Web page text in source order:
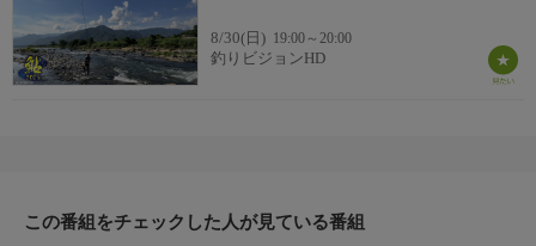
8/30(日) 19:00～20:00
釣りビジョンHD
この番組をチェックした人が見ている番組